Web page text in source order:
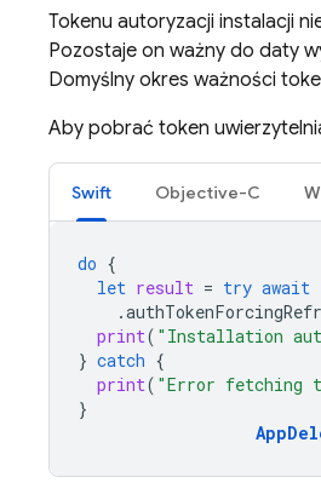
Tokenu autoryzacji instalacji
Pozostaje on ważny do daty
Domyślny okres ważności
Aby pobrać token
Swift Objective-C
do {
let result = try await
.
print( "Installation
} catch {
print( "Error fetching
}